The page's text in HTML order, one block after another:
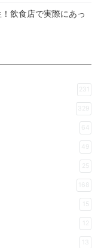
飲食店で実際にあっ
231
329
64
49
25
168
15
12